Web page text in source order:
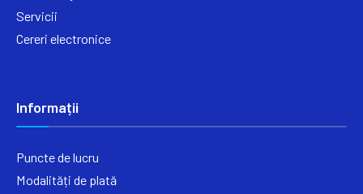
Servicii
Cereri electronice
Informații
Puncte de lucru
Modalități de plată